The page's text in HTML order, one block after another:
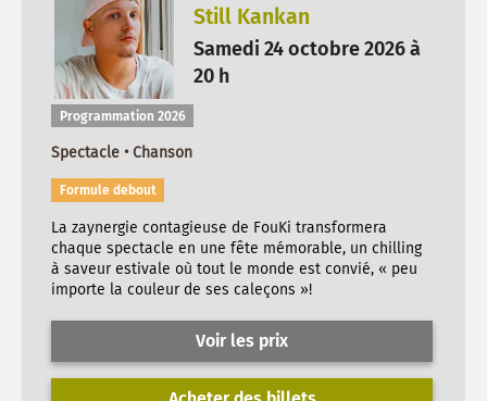
Still Kankan
Samedi 24 octobre 2026 à
20 h
Programmation 2026
Spectacle • Chanson
Formule debout
La zaynergie contagieuse de FouKi transformera
chaque spectacle en une fête mémorable, un chilling
à saveur estivale où tout le monde est convié, « peu
importe la couleur de ses caleçons »!
Voir les prix